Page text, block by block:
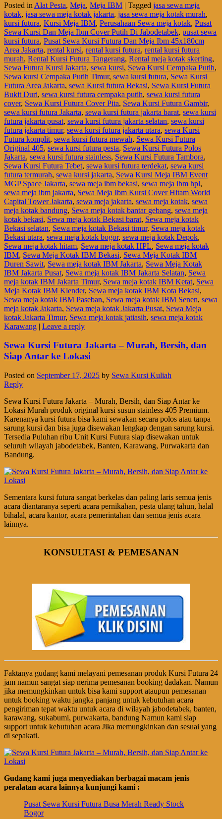
Posted in Alat Pesta, Meja, Meja IBM | Tagged jasa sewa meja
kotak, jasa sewa meja kotak jakarta, jasa sewa meja kotak murah,
kursi futura, Kursi Meja IBM, Perusahaan Sewa meja kotak, Pusat
Sewa Kursi Dan Meja Ibm Cover Putih Di Jabodetabek, pusat sewa
kursi futura, Pusat Sewa Kursi Futura Dan Meja Ibm 45x180cm
Area Jakarta, rental kursi, rental kursi futura, rental kursi futura
murah, Rental Kursi Futura Tangerang, Rental meja kotak skerting,
Sewa Futura Kursi Jakarta, sewa kursi, Sewa Kursi Cempaka Putih,
Sewa kursi Cempaka Putih Timur, sewa kursi futura, Sewa Kursi
Futura Area Jakarta, sewa Kursi futura Bekasi, Sewa Kursi Futura
Bukit Duri, sewa kursi futura cempaka putih, sewa kursi futura
cover, Sewa Kursi Futura Cover Pita, Sewa Kursi Futura Gambir,
sewa kursi futura Jakarta, sewa kursi futura jakarta barat, sewa kursi
futura jakarta pusat, sewa kursi futura jakarta selatan, sewa kursi
futura jakarta timur, sewa kursi futura jakarta utara, sewa Kursi
Futura komplit, sewa kursi futura mewah, Sewa Kursi Futura
Original 405, sewa kursi futura pesta, Sewa Kursi Futura Polos
Jakarta, sewa kursi futura stainless, Sewa Kursi Futura Tambora,
Sewa Kursi Futura Tebet, sewa kursi futura terdekat, sewa kursi
futura termurah, sewa kursi jakarta, Sewa Kursi Meja IBM Event
MGP Space Jakarta, sewa meja ibm bekasi, sewa meja ibm hpl,
sewa meja ibm jakarta, Sewa Meja Ibm Kursi Cover Hitam World
Capital Tower Jakarta, sewa meja jakarta, sewa meja kotak, sewa
meja kotak bandung, Sewa meja kotak bantar gebang, sewa meja
kotak bekasi, Sewa meja kotak Bekasi barat, Sewa meja kotak
Bekasi selatan, Sewa meja kotak Bekasi timur, Sewa meja kotak
Bekasi utara, sewa meja kotak bogor, sewa meja kotak Depok,
Sewa meja kotak hitam, Sewa meja kotak HPL, Sewa meja kotak
IBM, Sewa Meja Kotak IBM Bekasi, Sewa Meja Kotak IBM
Duren Sawit, Sewa meja kotak IBM Jakarta, Sewa Meja Kotak
IBM Jakarta Pusat, Sewa meja kotak IBM Jakarta Selatan, Sewa
meja kotak IBM Jakarta Timur, Sewa meja kotak IBM Ketat, Sewa
Meja Kotak IBM Klender, Sewa meja kotak IBM Kota Bekasi,
Sewa meja kotak IBM Paseban, Sewa meja kotak IBM Senen, sewa
meja kotak Jakarta, Sewa meja kotak Jakarta Pusat, Sewa Meja
kotak Jakarta Timur, Sewa meja kotak jatiasih, sewa meja kotak
Karawang | Leave a reply
Sewa Kursi Futura Jakarta – Murah, Bersih, dan
Siap Antar ke Lokasi
Posted on September 17, 2025 by Sewa Kursi Kuliah
Reply
Sewa Kursi Futura Jakarta – Murah, Bersih, dan Siap Antar ke
Lokasi Murah produk original kursi susun stainless 405 Premium.
Karenanya kursi futura bisa kami sewakan secara polos atau tanpa
sarung kursi dan bisa juga disewakan lengkap dengan sarung kursi.
Tersedia Puluhan ribu Unit Kursi Futura siap disewakan untuk
seluruh wilayah jabodetabek, Banten, Karawang, Purwakarta dan
Bandung.
Sementara kursi futura sangat berkelas dan paling laris semua jenis
acara diantaranya seperti acara pernikahan, pesta ulang tahun, halal
bihalal, acara kantor, acara pemerintahan dan semua jenis acara
lainnya.
KONSULTASI & PEMESANAN
Faktanya gudang kami melayani pemesanan produk Kursi Futura 24
jam namun sangat siap nerima pemesanan booking dadakan. Namun
jika memungkinkan untuk bisa kami support ataupun pemesanan
untuk booking waktu jangka panjang untuk kebutuhan acara
pengiriman tepat waktu untuk acara di wilayah jabodetabek, banten,
karawang, sukabumi, purwakarta, bandung Namun kami siap
support untuk kebutuhan acara Jika memungkinkan dan sesuai yang
di sepakati.
Gudang kami juga menyediakan berbagai macam jenis
peralatan acara lainnya kunjungi kami :
Pusat Sewa Kursi Futura Busa Merah Ready Stock
Bogor